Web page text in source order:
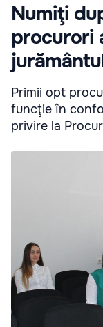
Numiţi
procurori
Primii opt
funcţie în
privire la